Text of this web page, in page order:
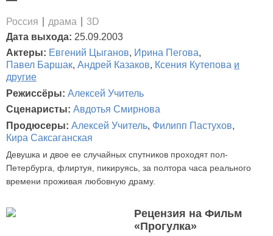
Россия драма
3D
Дата выхода: 25.09.2003
Актеры: Евгений Цыганов, Ирина Пегова,
Павел Баршак, Андрей Казаков, Ксения Кутепова и
другие
Режиссёры: Алексей Учитель
Сценаристы: Авдотья Смирнова
Продюсеры: Алексей Учитель, Филипп Пастухов,
Кира Саксаганская
Девушка и двое ее случайных спутников проходят пол-
Петербурга, флиртуя, пикируясь, за полтора часа реального
времени проживая любовную драму.
Рецензия на Фильм
«Прогулка»